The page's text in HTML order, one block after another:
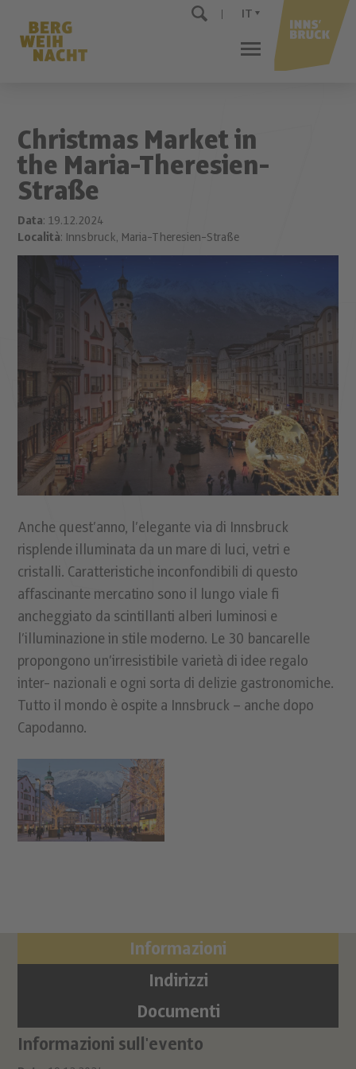
IT
Christmas Market in
the Maria-Theresien-
Straße
Data: 19.12.2024
Località: Innsbruck, Maria-Theresien-Straße
Anche quest’anno, l’elegante via di Innsbruck
risplende illuminata da un mare di luci, vetri e
cristalli. Caratteristiche inconfondibili di questo
affascinante mercatino sono il lungo viale ﬁ
ancheggiato da scintillanti alberi luminosi e
l’illuminazione in stile moderno. Le 30 bancarelle
propongono un’irresistibile varietà di idee regalo
inter- nazionali e ogni sorta di delizie gastronomiche.
Tutto il mondo è ospite a Innsbruck – anche dopo
Capodanno.
Informazioni sull'evento
Informazioni
Indirizzi
Documenti